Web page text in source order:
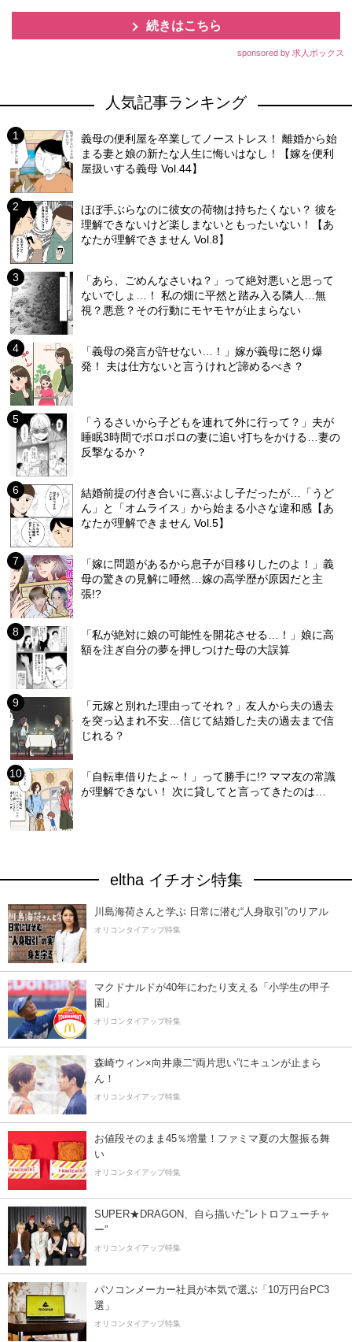
続きはこちら
sponsored by 求人ボックス
人気記事ランキング
義母の便利屋を卒業してノーストレス！ 離婚から始
まる妻と娘の新たな人生に悔いはなし！【嫁を便利
屋扱いする義母 Vol.44】
ほぼ手ぶらなのに彼女の荷物は持ちたくない？ 彼を
理解できないけど楽しまないともったいない！【あ
なたが理解できません Vol.8】
「あら、ごめんなさいね？」って絶対悪いと思って
ないでしょ…！ 私の畑に平然と踏み入る隣人…無
視？悪意？その行動にモヤモヤが止まらない
「義母の発言が許せない…！」嫁が義母に怒り爆
発！ 夫は仕方ないと言うけれど諦めるべき？
「うるさいから子どもを連れて外に行って？」夫が
睡眠3時間でボロボロの妻に追い打ちをかける…妻の
反撃なるか？
結婚前提の付き合いに喜ぶよし子だったが…「うど
ん」と「オムライス」から始まる小さな違和感【あ
なたが理解できません Vol.5】
「嫁に問題があるから息子が目移りしたのよ！」義
母の驚きの見解に唖然…嫁の高学歴が原因だと主
張!?
「私が絶対に娘の可能性を開花させる…！」娘に高
額を注ぎ自分の夢を押しつけた母の大誤算
「元嫁と別れた理由ってそれ？」友人から夫の過去
を突っ込まれ不安…信じて結婚した夫の過去まで信
じれる？
「自転車借りたよ～！」って勝手に!? ママ友の常識
が理解できない！ 次に貸してと言ってきたのは…
eltha イチオシ特集
川島海荷さんと学ぶ 日常に潜む“人身取引”のリアル
オリコンタイアップ特集
マクドナルドが40年にわたり支える「小学生の甲子
園」
オリコンタイアップ特集
森崎ウィン×向井康二“両片思い”にキュンが止まら
ん！
オリコンタイアップ特集
お値段そのまま45％増量！ファミマ夏の大盤振る舞
い
オリコンタイアップ特集
SUPER★DRAGON、自ら描いた”レトロフューチャ
ー”
オリコンタイアップ特集
パソコンメーカー社員が本気で選ぶ「10万円台PC3
選」
オリコンタイアップ特集